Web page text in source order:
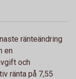
ränteändring
en
och
ränta på 7,55